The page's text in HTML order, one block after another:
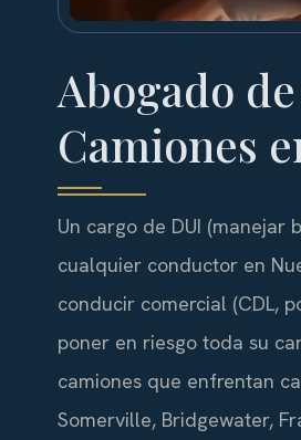
Abogado
Camiones
Un cargo de DUI (manejar
cualquier conductor en
conducir comercial (CDL,
poner en riesgo toda su
camiones que enfrentan
Somerville, Bridgewater,